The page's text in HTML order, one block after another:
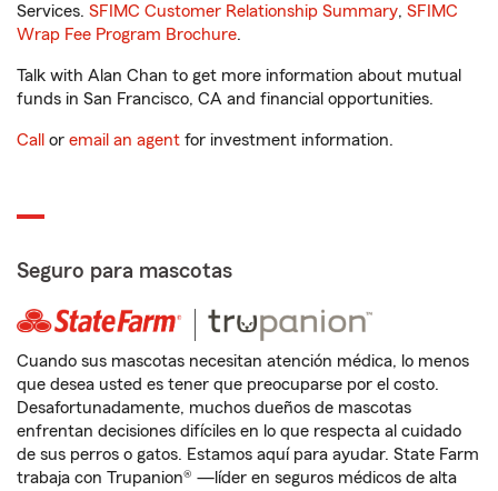
Services. SFIMC Customer Relationship Summary, SFIMC
Wrap Fee Program Brochure.
Talk with Alan Chan to get more information about mutual
funds in San Francisco, CA and financial opportunities.
Call or email an agent for investment information.
Seguro para mascotas
Cuando sus mascotas necesitan atención médica, lo menos
que desea usted es tener que preocuparse por el costo.
Desafortunadamente, muchos dueños de mascotas
enfrentan decisiones difíciles en lo que respecta al cuidado
de sus perros o gatos. Estamos aquí para ayudar. State Farm
trabaja con Trupanion® —líder en seguros médicos de alta